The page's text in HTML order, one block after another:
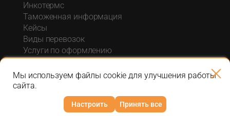
Инкотермс
Таможенная информация
Кейсы
Виды перевозок
Услуги по оформлению
Блог о логистике
Мы используем файлы cookie для улучшения работы
сайта.
Настроить Принять все